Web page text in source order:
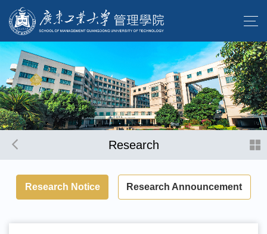
Research
Research Notice Research Announcement